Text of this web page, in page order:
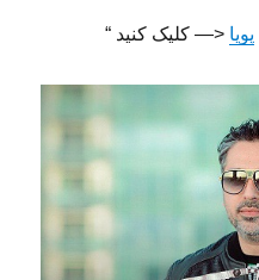
پویا <— کلیک کنید “